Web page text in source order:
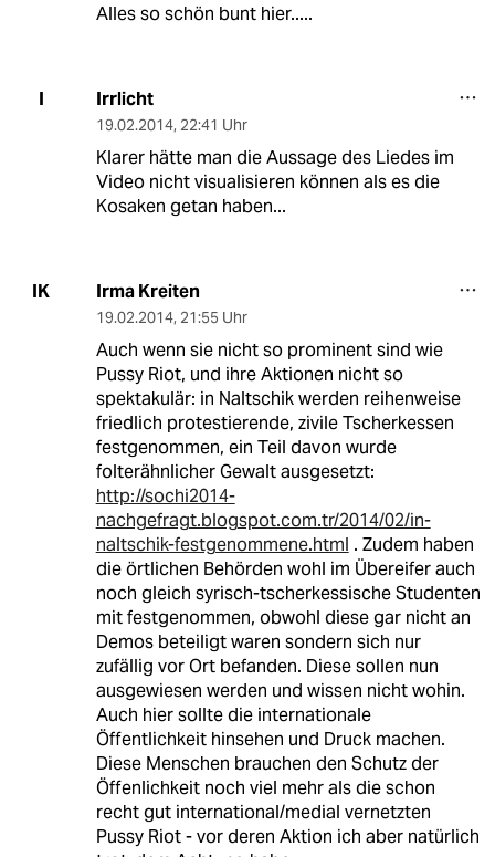
Alles so schön bunt hier.....
I Irrlicht
19.02.2014, 22:41 Uhr
Klarer hätte man die Aussage des Liedes im
Video nicht visualisieren können als es die
Kosaken getan haben...
IK Irma Kreiten
19.02.2014, 21:55 Uhr
Auch wenn sie nicht so prominent sind wie
Pussy Riot, und ihre Aktionen nicht so
spektakulär: in Naltschik werden reihenweise
friedlich protestierende, zivile Tscherkessen
festgenommen, ein Teil davon wurde
folterähnlicher Gewalt ausgesetzt:
http://sochi2014-
nachgefragt.blogspot.com.tr/2014/02/in-
naltschik-festgenommene.html . Zudem haben
die örtlichen Behörden wohl im Übereifer auch
noch gleich syrisch-tscherkessische Studenten
mit festgenommen, obwohl diese gar nicht an
Demos beteiligt waren sondern sich nur
zufällig vor Ort befanden. Diese sollen nun
ausgewiesen werden und wissen nicht wohin.
Auch hier sollte die internationale
Öffentlichkeit hinsehen und Druck machen.
Diese Menschen brauchen den Schutz der
Öffenlichkeit noch viel mehr als die schon
recht gut international/medial vernetzten
Pussy Riot - vor deren Aktion ich aber natürlich